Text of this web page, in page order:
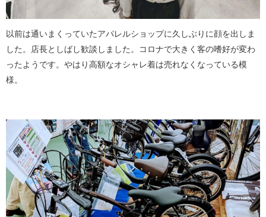
以前は通いまくっていたアパレルショップに久しぶりに顔を出しま
した。店長としばし歓談しました。コロナで大きく客の嗜好が変わ
ったようです。やはり高額なオシャレ着は売れなくなっている模
様。